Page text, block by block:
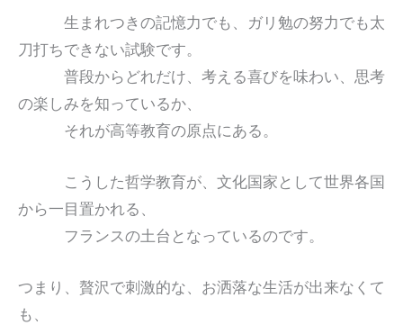
生まれつきの記憶力でも、ガリ勉の努力でも太
刀打ちできない試験です。
普段からどれだけ、考える喜びを味わい、思考
の楽しみを知っているか、
それが高等教育の原点にある。
こうした哲学教育が、文化国家として世界各国
から一目置かれる、
フランスの土台となっているのです。
つまり、贅沢で刺激的な、お洒落な生活が出来なくて
も、